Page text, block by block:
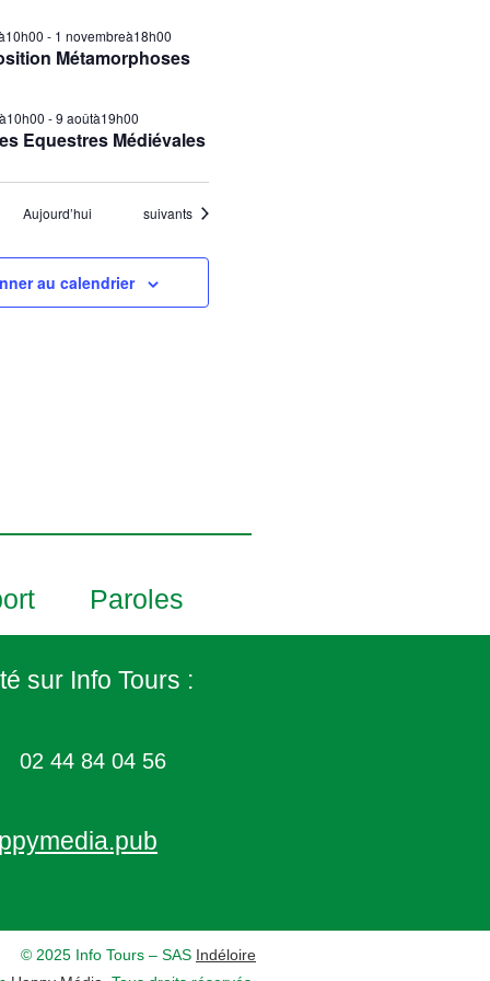
Métamorphoses
- 1 novembreà18h00
Equestres Médiévales
-9 aoûtà19h00
Aujourd’hui Évènements
suivants
au calendrier
Paroles
sur Info Tours :
02 44 84 04 56
© 2025 Info Tours – SAS Indéloire